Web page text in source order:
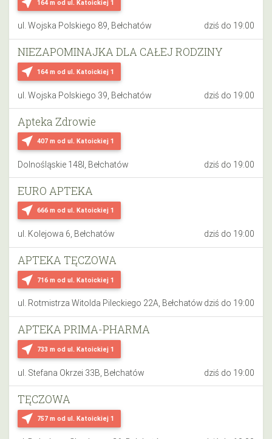
164 m od ul. Katoickiej 1
ul. Wojska Polskiego 89, Bełchatów dziś do 19:00
near_me 164 m od ul. Katoickiej 1
NIEZAPOMINAJKA DLA CAŁEJ RODZINY
ul. Wojska Polskiego 39, Bełchatów dziś do 19:00
near_me 407 m od ul. Katoickiej 1
Apteka Zdrowie
Dolnośląskie 148I, Bełchatów dziś do 19:00
near_me 666 m od ul. Katoickiej 1
EURO APTEKA
ul. Kolejowa 6, Bełchatów dziś do 19:00
near_me 716 m od ul. Katoickiej 1
APTEKA TĘCZOWA
ul. Rotmistrza Witolda Pileckiego 22A, Bełchatów dziś do 19:00
near_me 733 m od ul. Katoickiej 1
APTEKA PRIMA-PHARMA
ul. Stefana Okrzei 33B, Bełchatów dziś do 19:00
near_me 757 m od ul. Katoickiej 1
TĘCZOWA